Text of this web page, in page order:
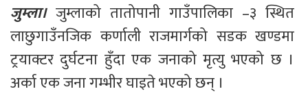
जुम्ला। जुम्लाको तातोपानी गाउँपालिका –३ स्थित
लाछुगाउँनजिक कर्णाली राजमार्गको सडक खण्डमा
ट्रयाक्टर दुर्घटना हुँदा एक जनाको मृत्यु भएको छ ।
अर्का एक जना गम्भीर घाइते भएको छन् ।